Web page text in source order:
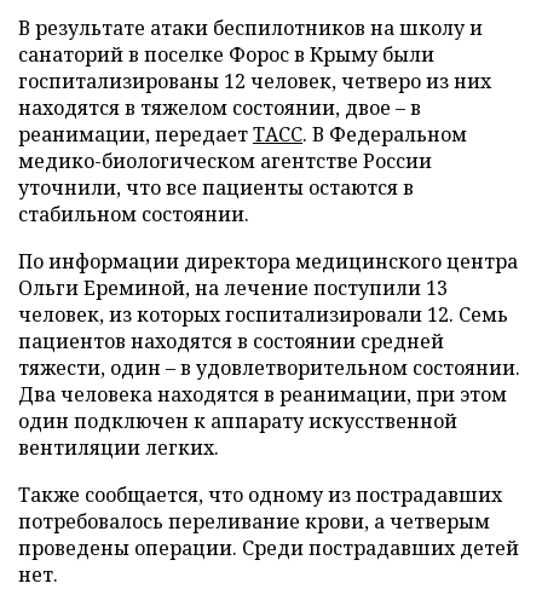
В результате атаки беспилотников на школу и
санаторий в поселке Форос в Крыму были
госпитализированы 12 человек, четверо из них
находятся в тяжелом состоянии, двое – в
реанимации, передаетТАСС. В Федеральном
медико-биологическом агентстве России
уточнили, что все пациенты остаются в
стабильном состоянии.
По информации директора медицинского центра
Ольги Ереминой, на лечение поступили 13
человек, из которых госпитализировали 12. Семь
пациентов находятся в состоянии средней
тяжести, один – в удовлетворительном состоянии.
Два человека находятся в реанимации, при этом
один подключен к аппарату искусственной
вентиляции легких.
Также сообщается, что одному из пострадавших
потребовалось переливание крови, а четверым
проведены операции. Среди пострадавших детей
нет.